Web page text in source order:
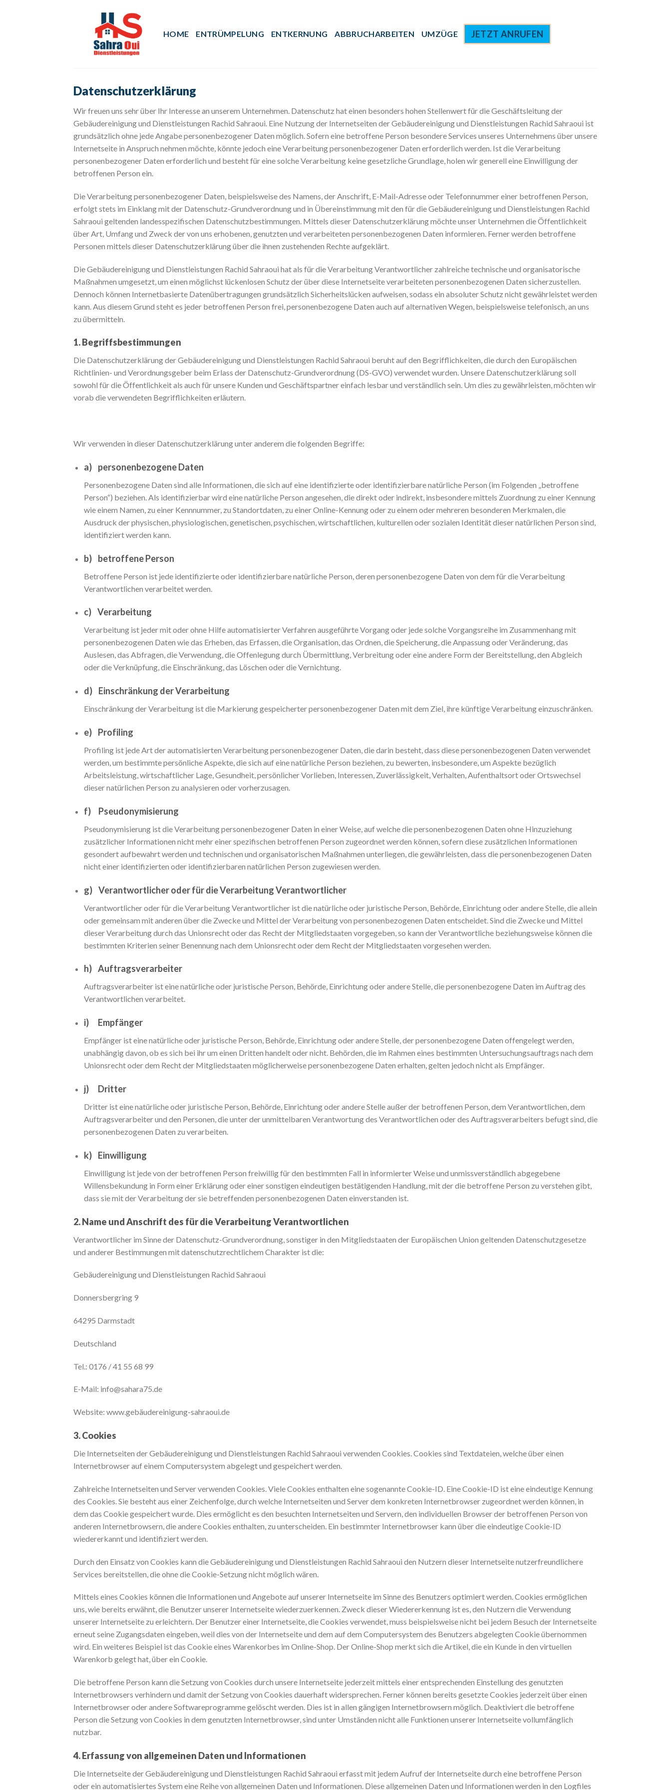
HOME ENTRÜMPELUNG ENTKERNUNG ABBRUCHARBEITEN UMZÜGE JETZT ANRUFEN
Datenschutzerklärung
Wir freuen uns sehr über Ihr Interesse an unserem Unternehmen. Datenschutz hat einen besonders hohen Stellenwert für die Geschäftsleitung der
Gebäudereinigung und Dienstleistungen Rachid Sahraoui. Eine Nutzung der Internetseiten der Gebäudereinigung und Dienstleistungen Rachid Sahraoui ist
grundsätzlich ohne jede Angabe personenbezogener Daten möglich. Sofern eine betroffene Person besondere Services unseres Unternehmens über unsere
Internetseite in Anspruch nehmen möchte, könnte jedoch eine Verarbeitung personenbezogener Daten erforderlich werden. Ist die Verarbeitung
personenbezogener Daten erforderlich und besteht für eine solche Verarbeitung keine gesetzliche Grundlage, holen wir generell eine Einwilligung der
betroffenen Person ein.
Die Verarbeitung personenbezogener Daten, beispielsweise des Namens, der Anschrift, E-Mail-Adresse oder Telefonnummer einer betroffenen Person,
erfolgt stets im Einklang mit der Datenschutz-Grundverordnung und in Übereinstimmung mit den für die Gebäudereinigung und Dienstleistungen Rachid
Sahraoui geltenden landesspezifischen Datenschutzbestimmungen. Mittels dieser Datenschutzerklärung möchte unser Unternehmen die Öffentlichkeit
über Art, Umfang und Zweck der von uns erhobenen, genutzten und verarbeiteten personenbezogenen Daten informieren. Ferner werden betroffene
Personen mittels dieser Datenschutzerklärung über die ihnen zustehenden Rechte aufgeklärt.
Die Gebäudereinigung und Dienstleistungen Rachid Sahraoui hat als für die Verarbeitung Verantwortlicher zahlreiche technische und organisatorische
Maßnahmen umgesetzt, um einen möglichst lückenlosen Schutz der über diese Internetseite verarbeiteten personenbezogenen Daten sicherzustellen.
Dennoch können Internetbasierte Datenübertragungen grundsätzlich Sicherheitslücken aufweisen, sodass ein absoluter Schutz nicht gewährleistet werden
kann. Aus diesem Grund steht es jeder betroffenen Person frei, personenbezogene Daten auch auf alternativen Wegen, beispielsweise telefonisch, an uns
zu übermitteln.
1. Begriffsbestimmungen
Die Datenschutzerklärung der Gebäudereinigung und Dienstleistungen Rachid Sahraoui beruht auf den Begrifflichkeiten, die durch den Europäischen
Richtlinien- und Verordnungsgeber beim Erlass der Datenschutz-Grundverordnung (DS-GVO) verwendet wurden. Unsere Datenschutzerklärung soll
sowohl für die Öffentlichkeit als auch für unsere Kunden und Geschäftspartner einfach lesbar und verständlich sein. Um dies zu gewährleisten, möchten wir
vorab die verwendeten Begrifflichkeiten erläutern.
Wir verwenden in dieser Datenschutzerklärung unter anderem die folgenden Begriffe:
a) personenbezogene Daten
Personenbezogene Daten sind alle Informationen, die sich auf eine identifizierte oder identifizierbare natürliche Person (im Folgenden „betroffene
Person“) beziehen. Als identifizierbar wird eine natürliche Person angesehen, die direkt oder indirekt, insbesondere mittels Zuordnung zu einer Kennung
wie einem Namen, zu einer Kennnummer, zu Standortdaten, zu einer Online-Kennung oder zu einem oder mehreren besonderen Merkmalen, die
Ausdruck der physischen, physiologischen, genetischen, psychischen, wirtschaftlichen, kulturellen oder sozialen Identität dieser natürlichen Person sind,
identifiziert werden kann.
b) betroffene Person
Betroffene Person ist jede identifizierte oder identifizierbare natürliche Person, deren personenbezogene Daten von dem für die Verarbeitung
Verantwortlichen verarbeitet werden.
c) Verarbeitung
Verarbeitung ist jeder mit oder ohne Hilfe automatisierter Verfahren ausgeführte Vorgang oder jede solche Vorgangsreihe im Zusammenhang mit
personenbezogenen Daten wie das Erheben, das Erfassen, die Organisation, das Ordnen, die Speicherung, die Anpassung oder Veränderung, das
Auslesen, das Abfragen, die Verwendung, die Offenlegung durch Übermittlung, Verbreitung oder eine andere Form der Bereitstellung, den Abgleich
oder die Verknüpfung, die Einschränkung, das Löschen oder die Vernichtung.
d) Einschränkung der Verarbeitung
Einschränkung der Verarbeitung ist die Markierung gespeicherter personenbezogener Daten mit dem Ziel, ihre künftige Verarbeitung einzuschränken.
e) Profiling
Profiling ist jede Art der automatisierten Verarbeitung personenbezogener Daten, die darin besteht, dass diese personenbezogenen Daten verwendet
werden, um bestimmte persönliche Aspekte, die sich auf eine natürliche Person beziehen, zu bewerten, insbesondere, um Aspekte bezüglich
Arbeitsleistung, wirtschaftlicher Lage, Gesundheit, persönlicher Vorlieben, Interessen, Zuverlässigkeit, Verhalten, Aufenthaltsort oder Ortswechsel
dieser natürlichen Person zu analysieren oder vorherzusagen.
f) Pseudonymisierung
Pseudonymisierung ist die Verarbeitung personenbezogener Daten in einer Weise, auf welche die personenbezogenen Daten ohne Hinzuziehung
zusätzlicher Informationen nicht mehr einer spezifischen betroffenen Person zugeordnet werden können, sofern diese zusätzlichen Informationen
gesondert aufbewahrt werden und technischen und organisatorischen Maßnahmen unterliegen, die gewährleisten, dass die personenbezogenen Daten
nicht einer identifizierten oder identifizierbaren natürlichen Person zugewiesen werden.
g) Verantwortlicher oder für die Verarbeitung Verantwortlicher
Verantwortlicher oder für die Verarbeitung Verantwortlicher ist die natürliche oder juristische Person, Behörde, Einrichtung oder andere Stelle, die allein
oder gemeinsam mit anderen über die Zwecke und Mittel der Verarbeitung von personenbezogenen Daten entscheidet. Sind die Zwecke und Mittel
dieser Verarbeitung durch das Unionsrecht oder das Recht der Mitgliedstaaten vorgegeben, so kann der Verantwortliche beziehungsweise können die
bestimmten Kriterien seiner Benennung nach dem Unionsrecht oder dem Recht der Mitgliedstaaten vorgesehen werden.
h) Auftragsverarbeiter
Auftragsverarbeiter ist eine natürliche oder juristische Person, Behörde, Einrichtung oder andere Stelle, die personenbezogene Daten im Auftrag des
Verantwortlichen verarbeitet.
i) Empfänger
Empfänger ist eine natürliche oder juristische Person, Behörde, Einrichtung oder andere Stelle, der personenbezogene Daten offengelegt werden,
unabhängig davon, ob es sich bei ihr um einen Dritten handelt oder nicht. Behörden, die im Rahmen eines bestimmten Untersuchungsauftrags nach dem
Unionsrecht oder dem Recht der Mitgliedstaaten möglicherweise personenbezogene Daten erhalten, gelten jedoch nicht als Empfänger.
j) Dritter
Dritter ist eine natürliche oder juristische Person, Behörde, Einrichtung oder andere Stelle außer der betroffenen Person, dem Verantwortlichen, dem
Auftragsverarbeiter und den Personen, die unter der unmittelbaren Verantwortung des Verantwortlichen oder des Auftragsverarbeiters befugt sind, die
personenbezogenen Daten zu verarbeiten.
k) Einwilligung
Einwilligung ist jede von der betroffenen Person freiwillig für den bestimmten Fall in informierter Weise und unmissverständlich abgegebene
Willensbekundung in Form einer Erklärung oder einer sonstigen eindeutigen bestätigenden Handlung, mit der die betroffene Person zu verstehen gibt,
dass sie mit der Verarbeitung der sie betreffenden personenbezogenen Daten einverstanden ist.
2. Name und Anschrift des für die Verarbeitung Verantwortlichen
Verantwortlicher im Sinne der Datenschutz-Grundverordnung, sonstiger in den Mitgliedstaaten der Europäischen Union geltenden Datenschutzgesetze
und anderer Bestimmungen mit datenschutzrechtlichem Charakter ist die:
Gebäudereinigung und Dienstleistungen Rachid Sahraoui
Donnersbergring 9
64295 Darmstadt
Deutschland
Tel.: 0176 / 41 55 68 99
E-Mail: info@sahara75.de
Website: www.gebäudereinigung-sahraoui.de
3. Cookies
Die Internetseiten der Gebäudereinigung und Dienstleistungen Rachid Sahraoui verwenden Cookies. Cookies sind Textdateien, welche über einen
Internetbrowser auf einem Computersystem abgelegt und gespeichert werden.
Zahlreiche Internetseiten und Server verwenden Cookies. Viele Cookies enthalten eine sogenannte Cookie-ID. Eine Cookie-ID ist eine eindeutige Kennung
des Cookies. Sie besteht aus einer Zeichenfolge, durch welche Internetseiten und Server dem konkreten Internetbrowser zugeordnet werden können, in
dem das Cookie gespeichert wurde. Dies ermöglicht es den besuchten Internetseiten und Servern, den individuellen Browser der betroffenen Person von
anderen Internetbrowsern, die andere Cookies enthalten, zu unterscheiden. Ein bestimmter Internetbrowser kann über die eindeutige Cookie-ID
wiedererkannt und identifiziert werden.
Durch den Einsatz von Cookies kann die Gebäudereinigung und Dienstleistungen Rachid Sahraoui den Nutzern dieser Internetseite nutzerfreundlichere
Services bereitstellen, die ohne die Cookie-Setzung nicht möglich wären.
Mittels eines Cookies können die Informationen und Angebote auf unserer Internetseite im Sinne des Benutzers optimiert werden. Cookies ermöglichen
uns, wie bereits erwähnt, die Benutzer unserer Internetseite wiederzuerkennen. Zweck dieser Wiedererkennung ist es, den Nutzern die Verwendung
unserer Internetseite zu erleichtern. Der Benutzer einer Internetseite, die Cookies verwendet, muss beispielsweise nicht bei jedem Besuch der Internetseite
erneut seine Zugangsdaten eingeben, weil dies von der Internetseite und dem auf dem Computersystem des Benutzers abgelegten Cookie übernommen
wird. Ein weiteres Beispiel ist das Cookie eines Warenkorbes im Online-Shop. Der Online-Shop merkt sich die Artikel, die ein Kunde in den virtuellen
Warenkorb gelegt hat, über ein Cookie.
Die betroffene Person kann die Setzung von Cookies durch unsere Internetseite jederzeit mittels einer entsprechenden Einstellung des genutzten
Internetbrowsers verhindern und damit der Setzung von Cookies dauerhaft widersprechen. Ferner können bereits gesetzte Cookies jederzeit über einen
Internetbrowser oder andere Softwareprogramme gelöscht werden. Dies ist in allen gängigen Internetbrowsern möglich. Deaktiviert die betroffene
Person die Setzung von Cookies in dem genutzten Internetbrowser, sind unter Umständen nicht alle Funktionen unserer Internetseite vollumfänglich
nutzbar.
4. Erfassung von allgemeinen Daten und Informationen
Die Internetseite der Gebäudereinigung und Dienstleistungen Rachid Sahraoui erfasst mit jedem Aufruf der Internetseite durch eine betroffene Person
oder ein automatisiertes System eine Reihe von allgemeinen Daten und Informationen. Diese allgemeinen Daten und Informationen werden in den Logfiles